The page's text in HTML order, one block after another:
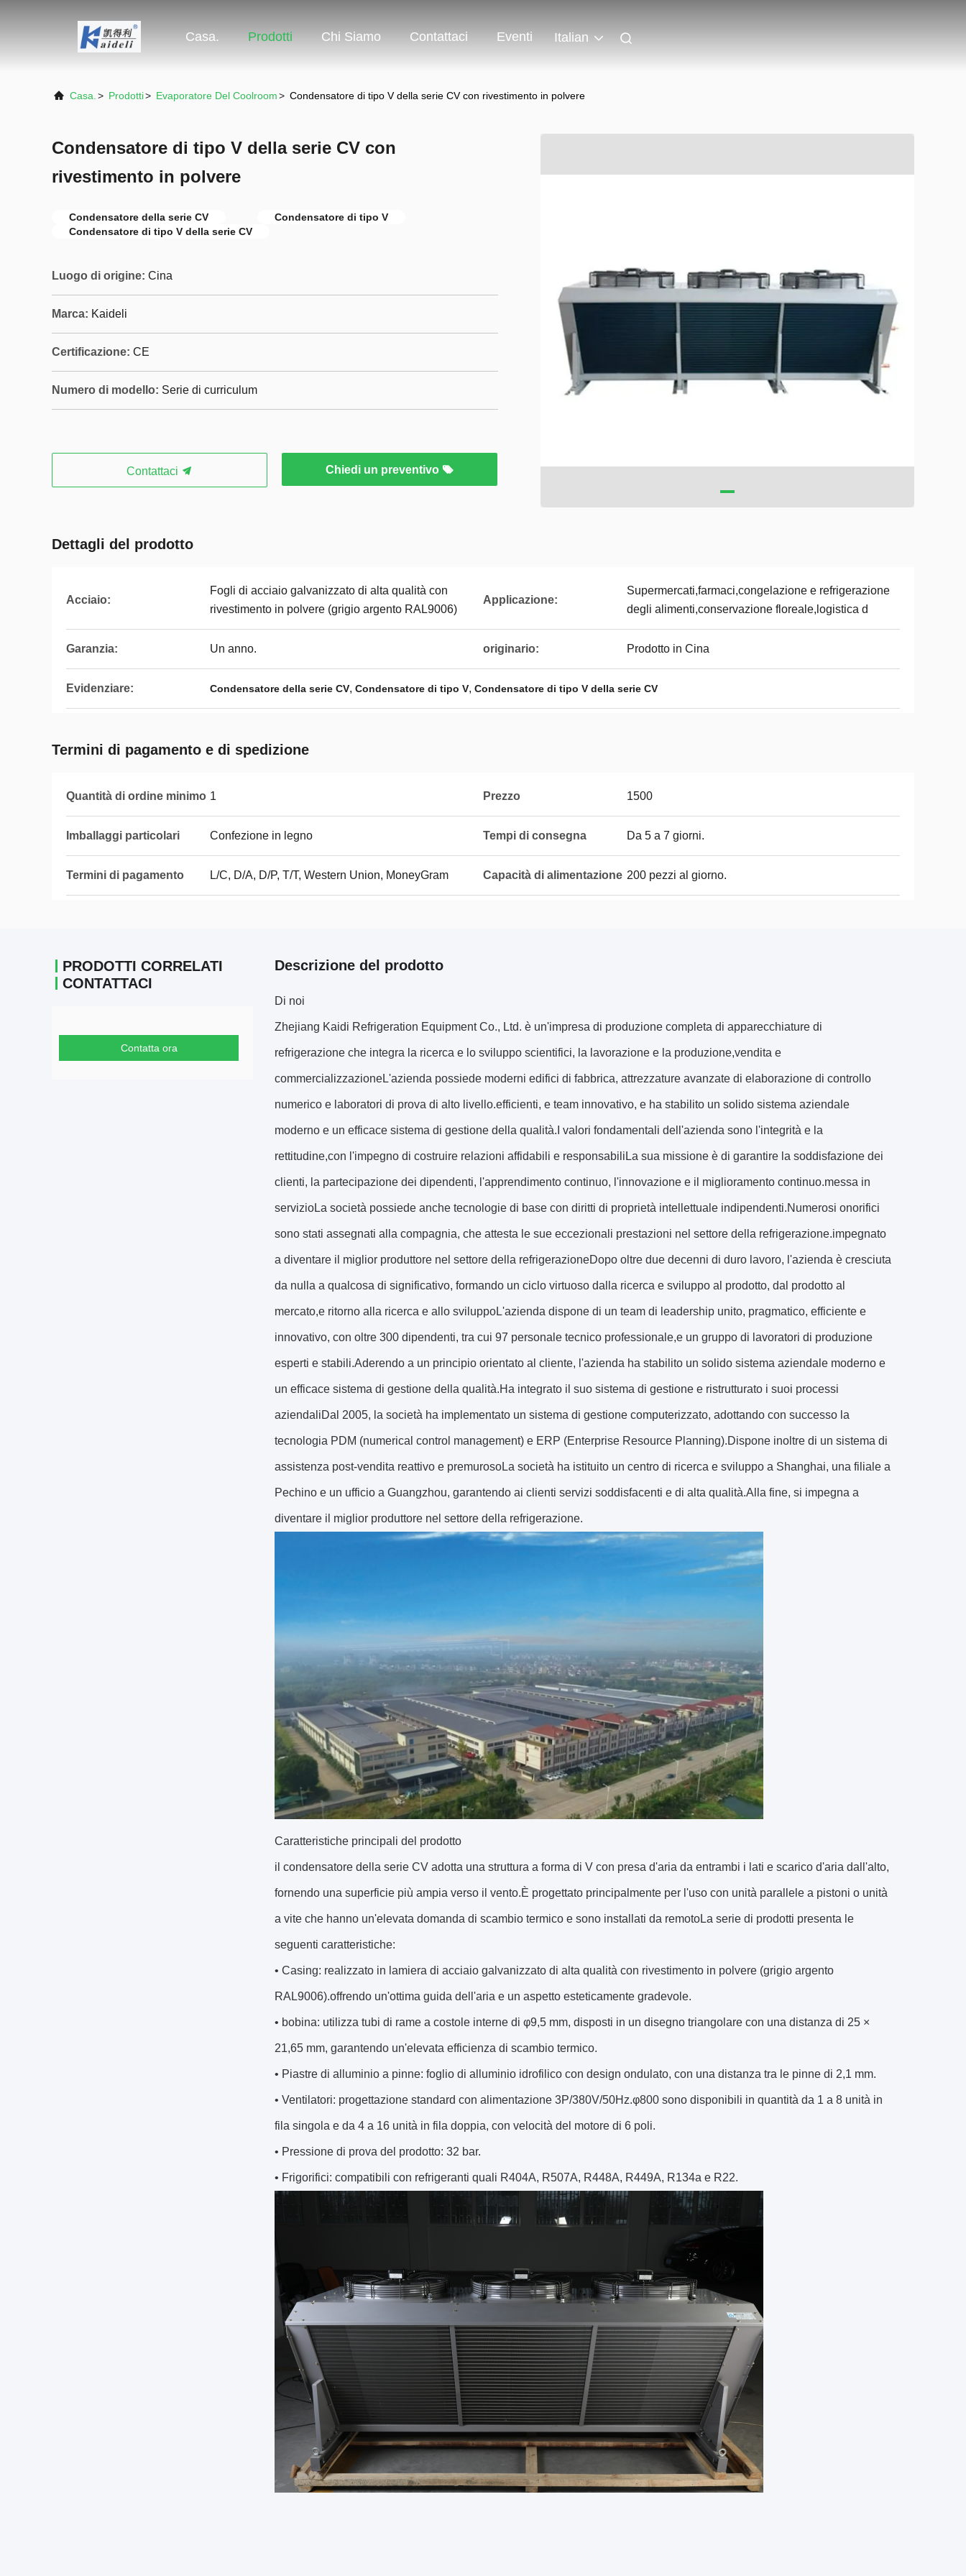
Casa. Prodotti Chi Siamo Contattaci Eventi Italian
Casa. > Prodotti> Evaporatore Del Coolroom> Condensatore di tipo V della serie CV con rivestimento in polvere
Condensatore di tipo V della serie CV con
rivestimento in polvere
Condensatore della serie CV
Condensatore di tipo V
Condensatore di tipo V della serie CV
Luogo di origine: Cina
Marca: Kaideli
Certificazione: CE
Numero di modello: Serie di curriculum
Contattaci Chiedi un preventivo
Dettagli del prodotto
Acciaio:
Fogli di acciaio galvanizzato di alta qualità con
rivestimento in polvere (grigio argento RAL9006)
Applicazione:
Supermercati,farmaci,congelazione e refrigerazione
degli alimenti,conservazione floreale,logistica d
Garanzia: Un anno. originario: Prodotto in Cina
Evidenziare: Condensatore della serie CV, Condensatore di tipo V, Condensatore di tipo V della serie CV
Termini di pagamento e di spedizione
Quantità di ordine minimo 1 Prezzo 1500
Imballaggi particolari Confezione in legno Tempi di consegna Da 5 a 7 giorni.
Termini di pagamento L/C, D/A, D/P, T/T, Western Union, MoneyGram Capacità di alimentazione 200 pezzi al giorno.
PRODOTTI CORRELATI
CONTATTACI
Contatta ora
Descrizione del prodotto
Di noi
Zhejiang Kaidi Refrigeration Equipment Co., Ltd. è un'impresa di produzione completa di apparecchiature di
refrigerazione che integra la ricerca e lo sviluppo scientifici, la lavorazione e la produzione,vendita e
commercializzazioneL'azienda possiede moderni edifici di fabbrica, attrezzature avanzate di elaborazione di controllo
numerico e laboratori di prova di alto livello.efficienti, e team innovativo, e ha stabilito un solido sistema aziendale
moderno e un efficace sistema di gestione della qualità.I valori fondamentali dell'azienda sono l'integrità e la
rettitudine,con l'impegno di costruire relazioni affidabili e responsabiliLa sua missione è di garantire la soddisfazione dei
clienti, la partecipazione dei dipendenti, l'apprendimento continuo, l'innovazione e il miglioramento continuo.messa in
servizioLa società possiede anche tecnologie di base con diritti di proprietà intellettuale indipendenti.Numerosi onorifici
sono stati assegnati alla compagnia, che attesta le sue eccezionali prestazioni nel settore della refrigerazione.impegnato
a diventare il miglior produttore nel settore della refrigerazioneDopo oltre due decenni di duro lavoro, l'azienda è cresciuta
da nulla a qualcosa di significativo, formando un ciclo virtuoso dalla ricerca e sviluppo al prodotto, dal prodotto al
mercato,e ritorno alla ricerca e allo sviluppoL'azienda dispone di un team di leadership unito, pragmatico, efficiente e
innovativo, con oltre 300 dipendenti, tra cui 97 personale tecnico professionale,e un gruppo di lavoratori di produzione
esperti e stabili.Aderendo a un principio orientato al cliente, l'azienda ha stabilito un solido sistema aziendale moderno e
un efficace sistema di gestione della qualità.Ha integrato il suo sistema di gestione e ristrutturato i suoi processi
aziendaliDal 2005, la società ha implementato un sistema di gestione computerizzato, adottando con successo la
tecnologia PDM (numerical control management) e ERP (Enterprise Resource Planning).Dispone inoltre di un sistema di
assistenza post-vendita reattivo e premurosoLa società ha istituito un centro di ricerca e sviluppo a Shanghai, una filiale a
Pechino e un ufficio a Guangzhou, garantendo ai clienti servizi soddisfacenti e di alta qualità.Alla fine, si impegna a
diventare il miglior produttore nel settore della refrigerazione.
Caratteristiche principali del prodotto
il condensatore della serie CV adotta una struttura a forma di V con presa d'aria da entrambi i lati e scarico d'aria dall'alto,
fornendo una superficie più ampia verso il vento.È progettato principalmente per l'uso con unità parallele a pistoni o unità
a vite che hanno un'elevata domanda di scambio termico e sono installati da remotoLa serie di prodotti presenta le
seguenti caratteristiche:
• Casing: realizzato in lamiera di acciaio galvanizzato di alta qualità con rivestimento in polvere (grigio argento
RAL9006).offrendo un'ottima guida dell'aria e un aspetto esteticamente gradevole.
• bobina: utilizza tubi di rame a costole interne di φ9,5 mm, disposti in un disegno triangolare con una distanza di 25 ×
21,65 mm, garantendo un'elevata efficienza di scambio termico.
• Piastre di alluminio a pinne: foglio di alluminio idrofilico con design ondulato, con una distanza tra le pinne di 2,1 mm.
• Ventilatori: progettazione standard con alimentazione 3P/380V/50Hz.φ800 sono disponibili in quantità da 1 a 8 unità in
fila singola e da 4 a 16 unità in fila doppia, con velocità del motore di 6 poli.
• Pressione di prova del prodotto: 32 bar.
• Frigorifici: compatibili con refrigeranti quali R404A, R507A, R448A, R449A, R134a e R22.